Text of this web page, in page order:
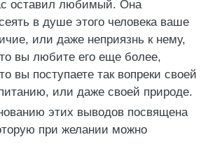
оставил любимый. Она
в душе этого человека ваше
или даже неприязнь к нему,
вы любите его еще более,
вы поступаете так вопреки своей
или даже своей природе.
этих выводов посвящена
при желании можно